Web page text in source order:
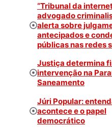
“Tribunal da
advogado
alerta sobre
antecipados e
públicas nas redes
Justiça determina
intervenção na
Saneamento
Júri Popular:
acontece e o papel
democrático